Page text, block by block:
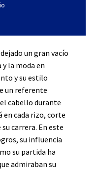
un gran vacío
la moda en
y su estilo
un referente
cabello durante
en cada rizo, corte
carrera. En este
su influencia
su partida ha
admiraban su